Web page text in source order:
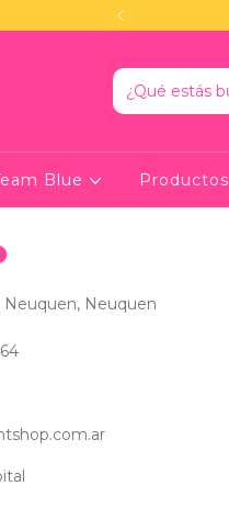
Blue Productos
Neuquen, Neuquen